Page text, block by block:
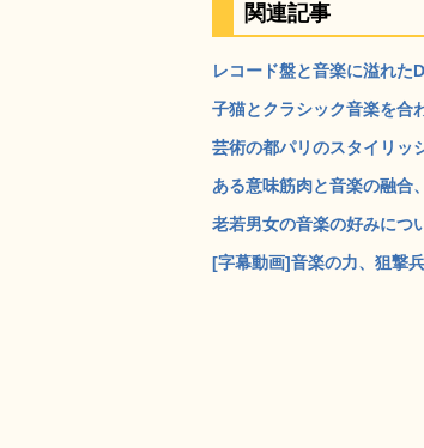
関連記事
レコード盤と音楽に溢れ
子猫とクラシック音楽を合
芸術の都パリのスタイリッ
ある意味筋肉と音楽の融合
老若男女の音楽の好みにつ
[字幕動画]音楽の力、狙撃